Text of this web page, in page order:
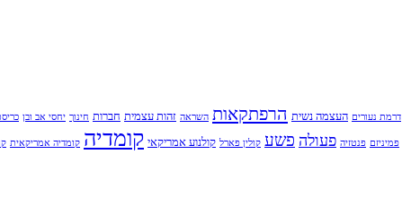
דרמת נעורים העצמה נשית הרפתקאות השראה זהות עצמית חברות חינוך יחסי אב ובן
פמיניזם פנטזיה פעולה פשע קולין פארל קולנוע אמריקאי קומדיה קומדיה אמריקאית